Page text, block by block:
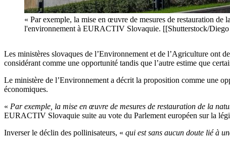
« Par exemple, la mise en œuvre de mesures de restauration de
l'environnement à EURACTIV Slovaquie. [[Shutterstock/
Les ministères slovaques de l’Environnement et de l’Agriculture ont
considérant comme une opportunité tandis que l’autre estime que
Le ministère de l’Environnement a décrit la proposition comme une
économiques.
« Par exemple, la mise en œuvre de mesures de restauration de la
EURACTIV Slovaquie suite au vote du Parlement européen sur la
Inverser le déclin des pollinisateurs, « qui est sans aucun doute lié à